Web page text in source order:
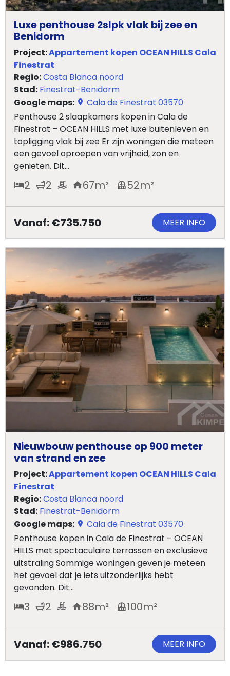
Luxe penthouse 2slpk vlak bij zee en
Benidorm
Project:Appartement kopen OCEAN HILLS Cala
Finestrat
Regio:Costa Blanca noord
Stad: Finestrat-Benidorm
Google maps:
Cala de Finestrat 03570
Penthouse 2 slaapkamers kopen in Cala de
Finestrat – OCEAN HILLS met luxe buitenleven en
topligging vlak bij zee Er zijn woningen die meteen
een gevoel oproepen van vrijheid, zon en
genieten. Dit...
2 2 67m² 52m²
Vanaf: €735.750 MEER INFO
Nieuwbouw penthouse op 900 meter
van strand en zee
Project:Appartement kopen OCEAN HILLS Cala
Finestrat
Regio:Costa Blanca noord
Stad: Finestrat-Benidorm
Google maps:
Cala de Finestrat 03570
Penthouse kopen in Cala de Finestrat – OCEAN
HILLS met spectaculaire terrassen en exclusieve
uitstraling Sommige woningen geven je meteen
het gevoel dat je iets uitzonderlijks hebt
gevonden. Dit...
3 2 88m² 100m²
Vanaf: €986.750 MEER INFO